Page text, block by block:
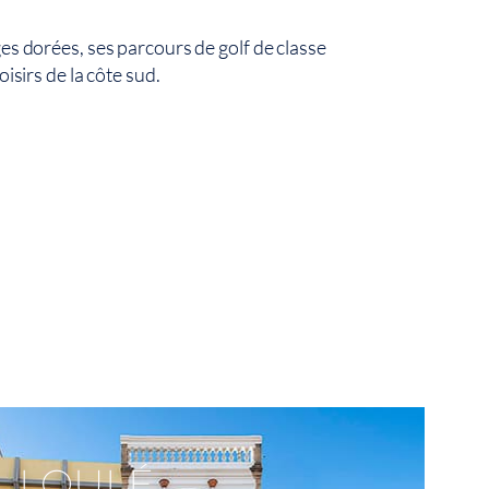
dorées, ses parcours de golf de classe
de la côte sud.
Voir Sur La Carte